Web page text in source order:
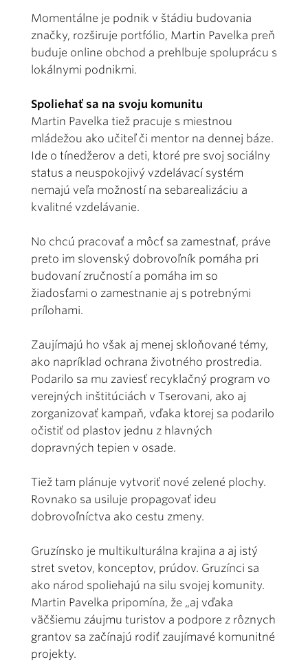
Momentálne je podnik v štádiu budovania
značky, rozširuje portfólio, Martin Pavelka preň
buduje online obchod a prehlbuje spoluprácu s
lokálnymi podnikmi.
Spoliehať sa na svoju komunitu
Martin Pavelka tiež pracuje s miestnou
mládežou ako učiteľ či mentor na dennej báze.
Ide o tínedžerov a deti, ktoré pre svoj sociálny
status a neuspokojivý vzdelávací systém
nemajú veľa možností na sebarealizáciu a
kvalitné vzdelávanie.
No chcú pracovať a môcť sa zamestnať, práve
preto im slovenský dobrovoľník pomáha pri
budovaní zručností a pomáha im so
žiadosťami o zamestnanie aj s potrebnými
prílohami.
Zaujímajú ho však aj menej skloňované témy,
ako napríklad ochrana životného prostredia.
Podarilo sa mu zaviesť recyklačný program vo
verejných inštitúciách v Tserovani, ako aj
zorganizovať kampaň, vďaka ktorej sa podarilo
očistiť od plastov jednu z hlavných
dopravných tepien v osade.
Tiež tam plánuje vytvoriť nové zelené plochy.
Rovnako sa usiluje propagovať ideu
dobrovoľníctva ako cestu zmeny.
Gruzínsko je multikulturálna krajina a aj istý
stret svetov, konceptov, prúdov. Gruzínci sa
ako národ spoliehajú na silu svojej komunity.
Martin Pavelka pripomína, že „aj vďaka
väčšiemu záujmu turistov a podpore z rôznych
grantov sa začínajú rodiť zaujímavé komunitné
projekty.